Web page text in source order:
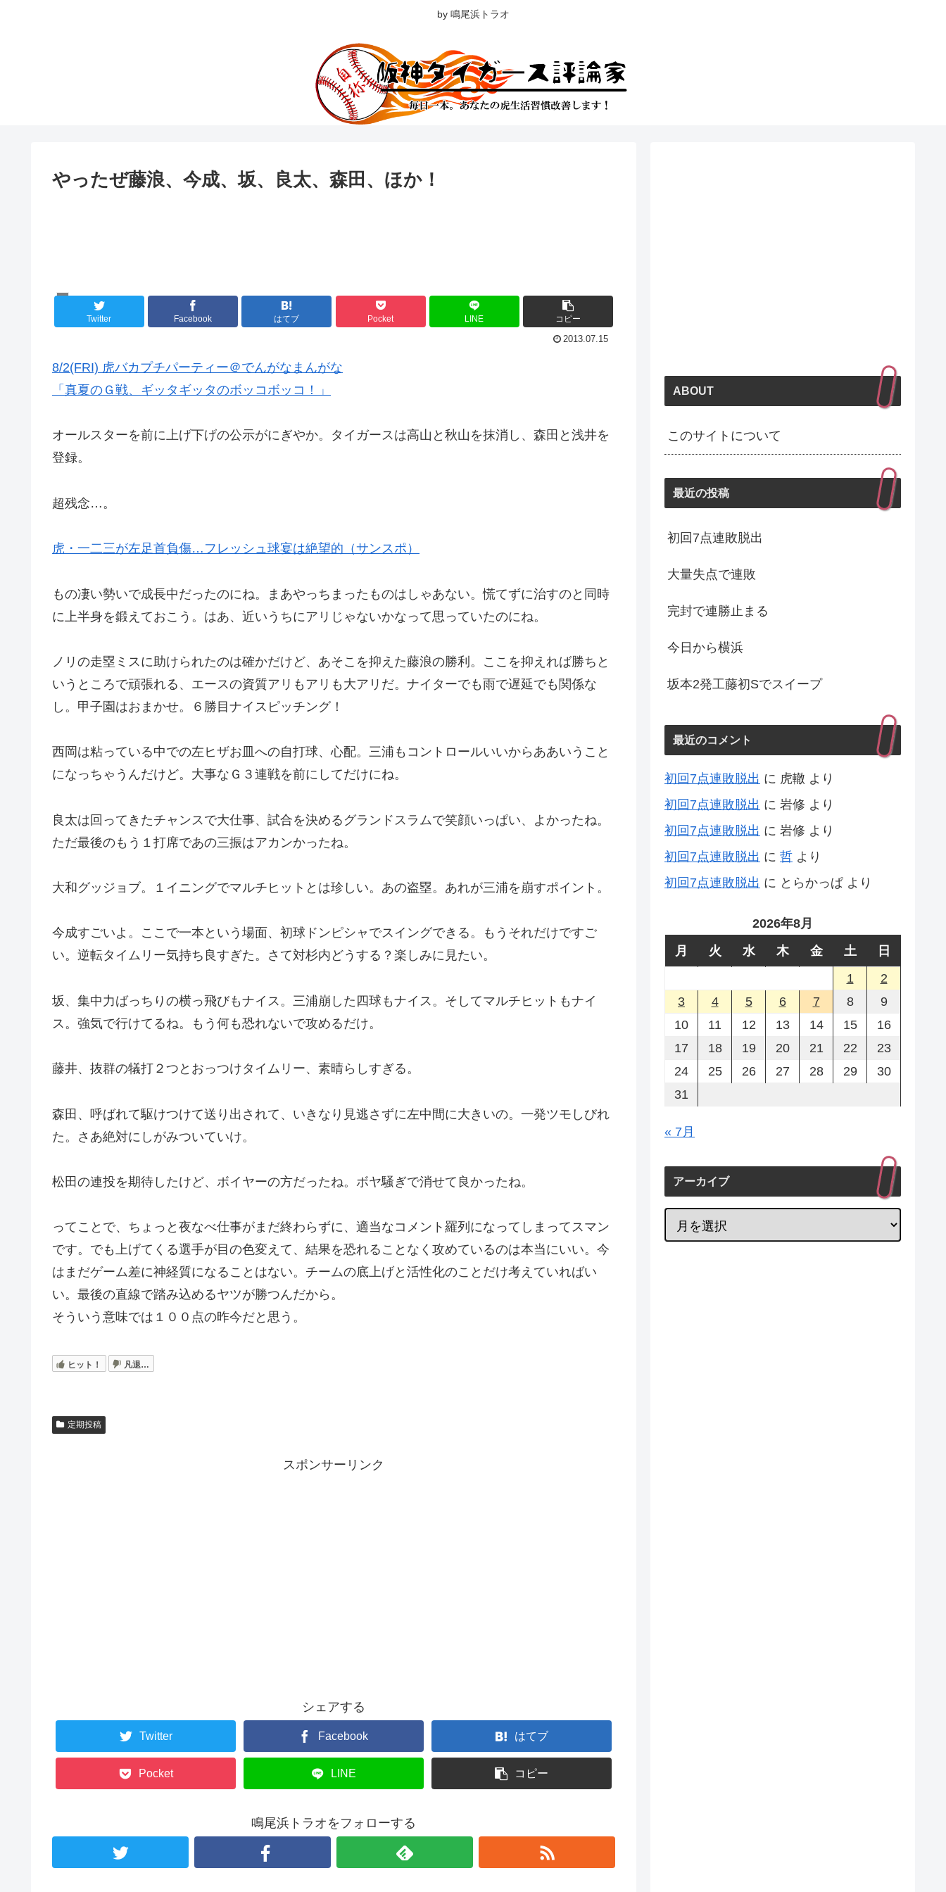
by 鳴尾浜トラオ
やったぜ藤浪、今成、坂、良太、森田、ほか！
定期投稿
Twitter Facebook はてブ Pocket LINE コピー
2013.07.15
8/2(FRI) 虎バカプチパーティー＠でんがなまんがな
「真夏のＧ戦、ギッタギッタのボッコボッコ！」
オールスターを前に上げ下げの公示がにぎやか。タイガースは高山と秋山を抹消し、森田と浅井を
登録。
超残念…。
虎・一二三が左足首負傷…フレッシュ球宴は絶望的（サンスポ）
もの凄い勢いで成長中だったのにね。まあやっちまったものはしゃあない。慌てずに治すのと同時
に上半身を鍛えておこう。はあ、近いうちにアリじゃないかなって思っていたのにね。
ノリの走塁ミスに助けられたのは確かだけど、あそこを抑えた藤浪の勝利。ここを抑えれば勝ちと
いうところで頑張れる、エースの資質アリもアリも大アリだ。ナイターでも雨で遅延でも関係な
し。甲子園はおまかせ。６勝目ナイスピッチング！
西岡は粘っている中での左ヒザお皿への自打球、心配。三浦もコントロールいいからああいうこと
になっちゃうんだけど。大事なＧ３連戦を前にしてだけにね。
良太は回ってきたチャンスで大仕事、試合を決めるグランドスラムで笑顔いっぱい、よかったね。
ただ最後のもう１打席であの三振はアカンかったね。
大和グッジョブ。１イニングでマルチヒットとは珍しい。あの盗塁。あれが三浦を崩すポイント。
今成すごいよ。ここで一本という場面、初球ドンピシャでスイングできる。もうそれだけですご
い。逆転タイムリー気持ち良すぎた。さて対杉内どうする？楽しみに見たい。
坂、集中力ばっちりの横っ飛びもナイス。三浦崩した四球もナイス。そしてマルチヒットもナイ
ス。強気で行けてるね。もう何も恐れないで攻めるだけ。
藤井、抜群の犠打２つとおっつけタイムリー、素晴らしすぎる。
森田、呼ばれて駆けつけて送り出されて、いきなり見逃さずに左中間に大きいの。一発ツモしびれ
た。さあ絶対にしがみついていけ。
松田の連投を期待したけど、ボイヤーの方だったね。ボヤ騒ぎで消せて良かったね。
ってことで、ちょっと夜なべ仕事がまだ終わらずに、適当なコメント羅列になってしまってスマン
です。でも上げてくる選手が目の色変えて、結果を恐れることなく攻めているのは本当にいい。今
はまだゲーム差に神経質になることはない。チームの底上げと活性化のことだけ考えていればい
い。最後の直線で踏み込めるヤツが勝つんだから。
そういう意味では１００点の昨今だと思う。
ヒット！ 凡退…
定期投稿
スポンサーリンク
シェアする
Twitter Facebook はてブ
Pocket LINE コピー
鳴尾浜トラオをフォローする
ABOUT
このサイトについて
最近の投稿
初回7点連敗脱出
大量失点で連敗
完封で連勝止まる
今日から横浜
坂本2発工藤初Sでスイープ
最近のコメント
初回7点連敗脱出 に 虎轍 より
初回7点連敗脱出 に 岩修 より
初回7点連敗脱出 に 岩修 より
初回7点連敗脱出 に 哲 より
初回7点連敗脱出 に とらかっぱ より
2026年8月
月
火 水 木 金 土
日
1
2
3
4 5 6 7 8
9
10
11 12 13 14 15
16
17
18 19 20 21 22
23
24
25 26 27 28 29
30
31
« 7月
アーカイブ